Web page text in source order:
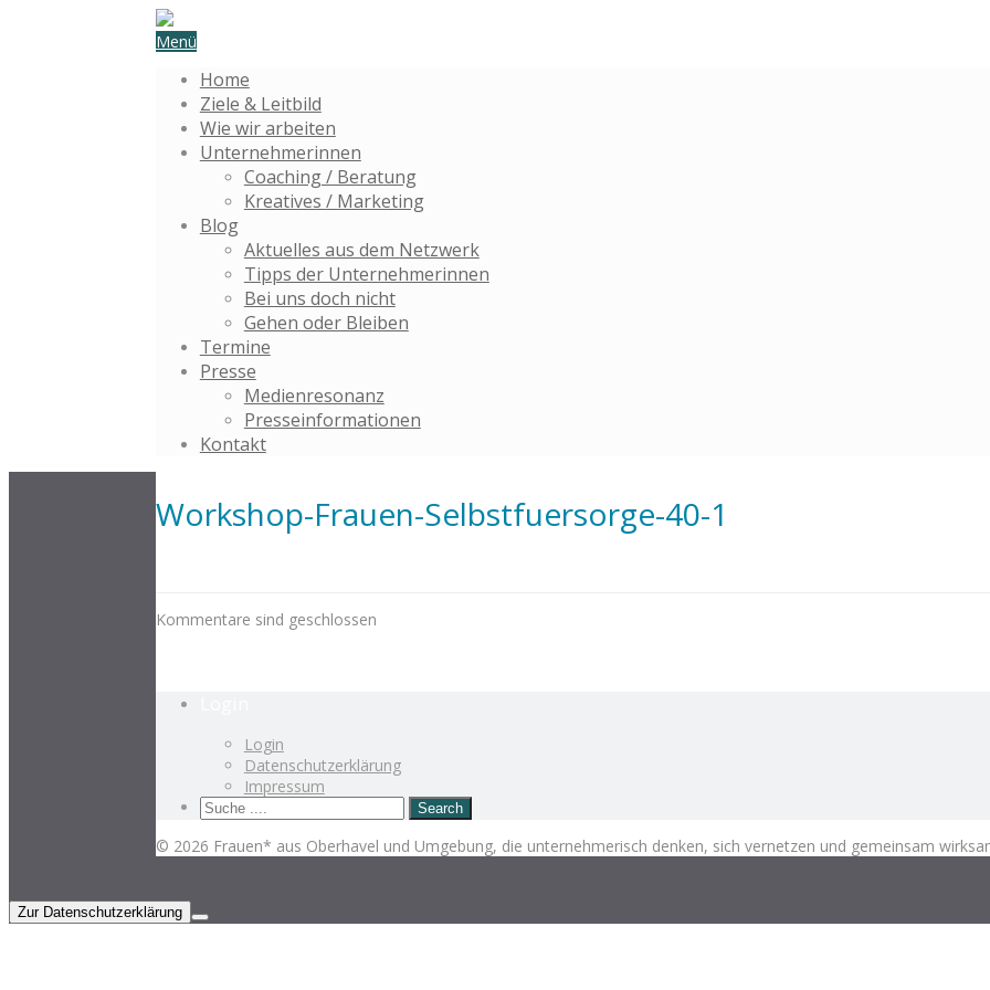
Menü
Home
Ziele & Leitbild
Wie wir arbeiten
Unternehmerinnen
Coaching / Beratung
Kreatives / Marketing
Blog
Aktuelles aus dem Netzwerk
Tipps der Unternehmerinnen
Bei uns doch nicht
Gehen oder Bleiben
Termine
Presse
Medienresonanz
Presseinformationen
Kontakt
Workshop-Frauen-Selbstfuersorge-40-1
Kommentare sind geschlossen
Login
Datenschutzerklärung
Impressum
© 2026 Frauen* aus Oberhavel und Umgebung, die unternehmerisch denken, sich vernetzen und gemeinsam
Zur Datenschutzerklärung